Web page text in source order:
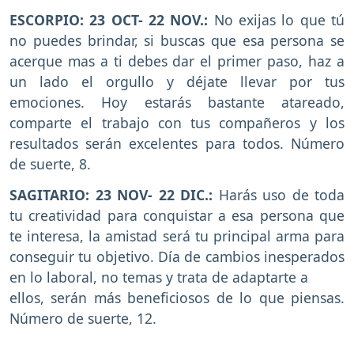
ESCORPIO: 23 OCT- 22 NOV.: No exijas lo que tú
no puedes brindar, si buscas que esa persona se
acerque mas a ti debes dar el primer paso, haz a
un lado el orgullo y déjate llevar por tus
emociones. Hoy estarás bastante atareado,
comparte el trabajo con tus compañeros y los
resultados serán excelentes para todos. Número
de suerte, 8.
SAGITARIO: 23 NOV- 22 DIC.: Harás uso de toda
tu creatividad para conquistar a esa persona que
te interesa, la amistad será tu principal arma para
conseguir tu objetivo. Día de cambios inesperados
en lo laboral, no temas y trata de adaptarte a
ellos, serán más beneficiosos de lo que piensas.
Número de suerte, 12.